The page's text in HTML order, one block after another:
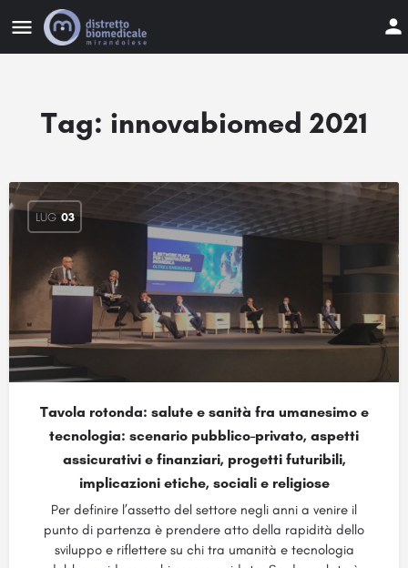
Tag: innovabiomed 2021
LUG 03
Tavola rotonda: salute e sanità fra umanesimo e
tecnologia: scenario pubblico-privato, aspetti
assicurativi e finanziari, progetti futuribili,
implicazioni etiche, sociali e religiose
Per definire l’assetto del settore negli anni a venire il
punto di partenza è prendere atto della rapidità dello
sviluppo e riflettere su chi tra umanità e tecnologia